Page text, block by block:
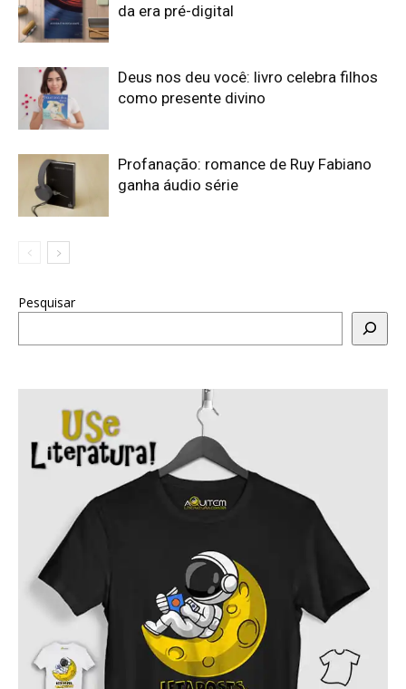
da era pré-digital
Deus nos deu você: livro celebra filhos
como presente divino
Profanação: romance de Ruy Fabiano
ganha áudio série
Pesquisar